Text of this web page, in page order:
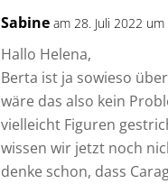
Sabine am 28. Juli 2022
Hallo Helena,
Berta ist ja sowieso
wäre das also kein
vielleicht Figuren
wissen wir jetzt noch
denke schon, dass